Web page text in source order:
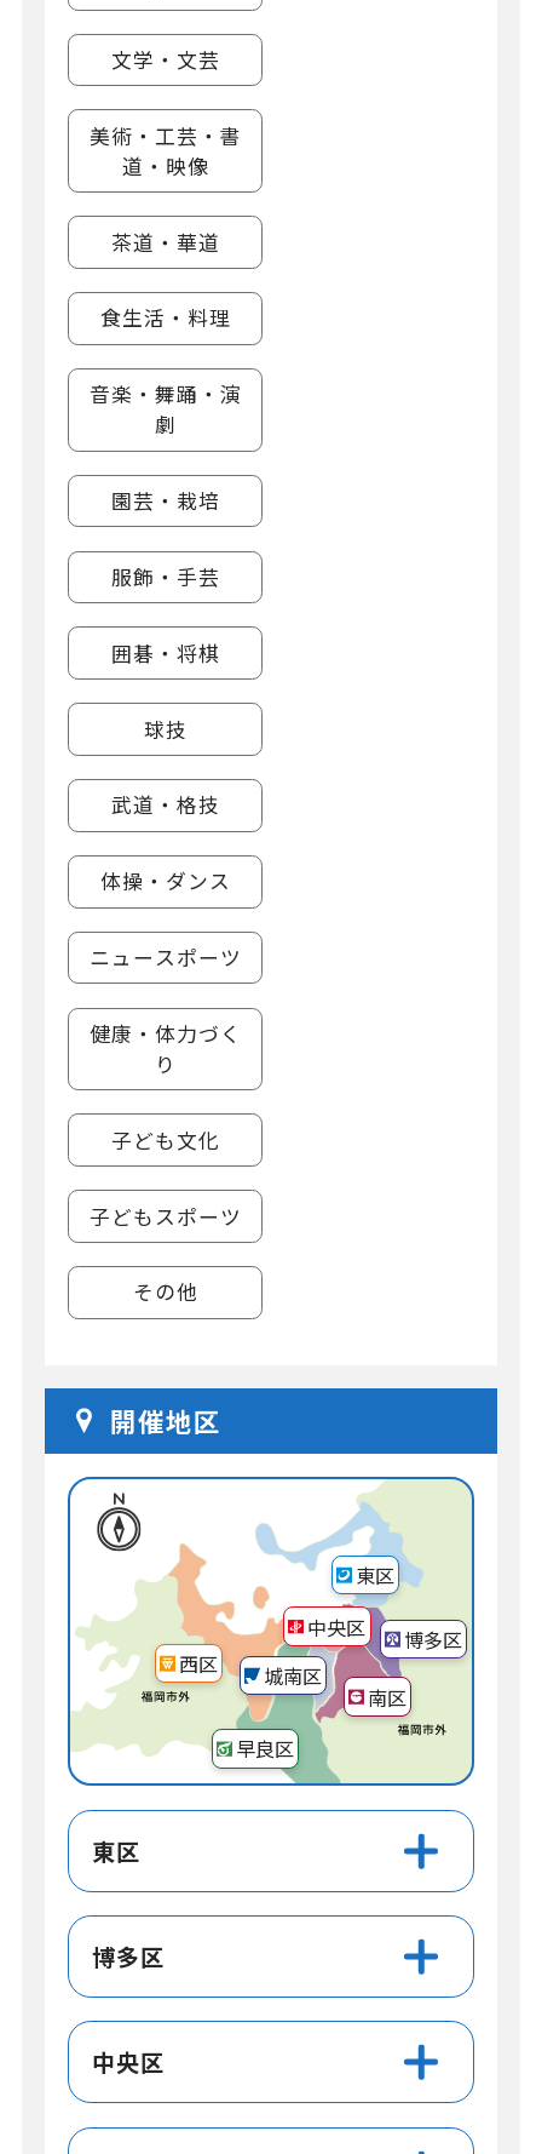
文学・文芸
美術・工芸・書
道・映像
茶道・華道
食生活・料理
音楽・舞踊・演
劇
園芸・栽培
服飾・手芸
囲碁・将棋
球技
武道・格技
体操・ダンス
ニュースポーツ
健康・体力づく
り
子ども文化
子どもスポーツ
その他
開催地区
東区
博多区
中央区
南区
城南区
早良区
西区
東区
博多区
中央区